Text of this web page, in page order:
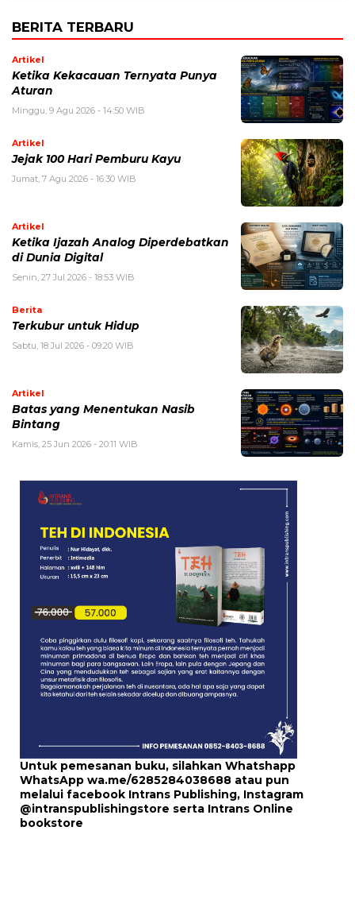
BERITA TERBARU
Artikel
Ketika Kekacauan Ternyata Punya
Aturan
Minggu, 9 Agu 2026 - 14:50 WIB
Artikel
Jejak 100 Hari Pemburu Kayu
Jumat, 7 Agu 2026 - 16:30 WIB
Artikel
Ketika Ijazah Analog Diperdebatkan
di Dunia Digital
Senin, 27 Jul 2026 - 18:53 WIB
Berita
Terkubur untuk Hidup
Sabtu, 18 Jul 2026 - 09:20 WIB
Artikel
Batas yang Menentukan Nasib
Bintang
Kamis, 25 Jun 2026 - 20:11 WIB
Untuk pemesanan buku, silahkan Whatshapp
WhatsApp wa.me/6285284038688 atau pun
melalui facebook Intrans Publishing, Instagram
@intranspublishingstore serta Intrans Online
bookstore